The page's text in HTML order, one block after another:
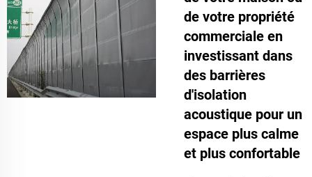
de votre propriété
commerciale en
investissant dans
des barrières
d'isolation
acoustique pour un
espace plus calme
et plus confortable